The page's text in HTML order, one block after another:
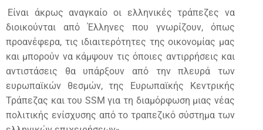
Είναι άκρως αναγκαίο οι ελληνικές τράπεζες να
διοικούνται από Έλληνες που γνωρίζουν, όπως
προανέφερα, τις ιδιαιτερότητες της οικονομίας μας
και μπορούν να κάμψουν τις όποιες αντιρρήσεις και
αντιστάσεις θα υπάρξουν από την πλευρά των
ευρωπαϊκών θεσμών, της Ευρωπαϊκής Κεντρικής
Τράπεζας και του SSM για τη διαμόρφωση μιας νέας
πολιτικής ενίσχυσης από το τραπεζικό σύστημα των